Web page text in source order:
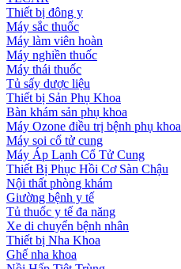
Thiết bị đông y
Máy sắc thuốc
Máy làm viên hoàn
Máy nghiền thuốc
Máy thái thuốc
Tủ sấy dược liệu
Thiết bị Sản Phụ Khoa
Bàn khám sản phụ khoa
Máy Ozone điều trị bệnh phụ khoa
Máy soi cổ tử cung
Máy Áp Lạnh Cổ Tử Cung
Thiết Bị Phục Hồi Cơ Sàn Chậu
Nội thất phòng khám
Giường bệnh y tế
Tủ thuốc y tế đa năng
Xe di chuyển bệnh nhân
Thiết bị Nha Khoa
Ghế nha khoa